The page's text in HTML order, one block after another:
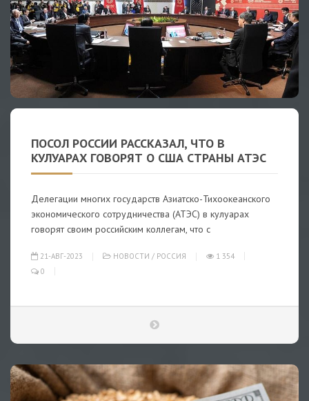
ПОСОЛ РОССИИ РАССКАЗАЛ, ЧТО В
КУЛУАРАХ ГОВОРЯТ О США СТРАНЫ АТЭС
Делегации многих государств Азиатско-Тихоокеанского
экономического сотрудничества (АТЭС) в кулуарах
говорят своим российским коллегам, что с
21-АВГ-2023 НОВОСТИ / РОССИЯ
1 354
0